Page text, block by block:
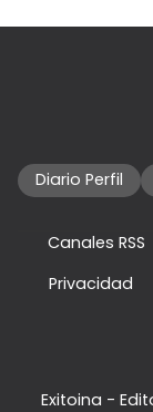
Diario Perfil
Canales RSS
Privacidad
Exitoina -